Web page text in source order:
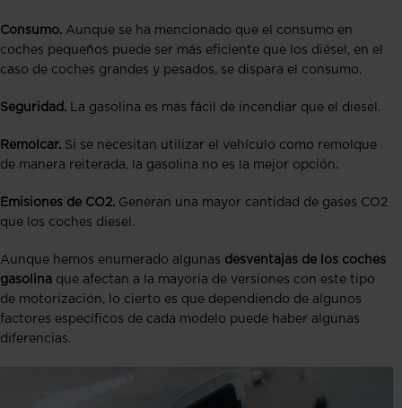
Consumo. Aunque se ha mencionado que el consumo en
coches pequeños puede ser más eficiente que los diésel, en el
caso de coches grandes y pesados, se dispara el consumo.
Seguridad. La gasolina es más fácil de incendiar que el diesel.
Remolcar. Si se necesitan utilizar el vehículo como remolque
de manera reiterada, la gasolina no es la mejor opción.
Emisiones de CO2. Generan una mayor cantidad de gases CO2
que los coches diesel.
Aunque hemos enumerado algunas desventajas de los coches
gasolina que afectan a la mayoría de versiones con este tipo
de motorización, lo cierto es que dependiendo de algunos
factores específicos de cada modelo puede haber algunas
diferencias.